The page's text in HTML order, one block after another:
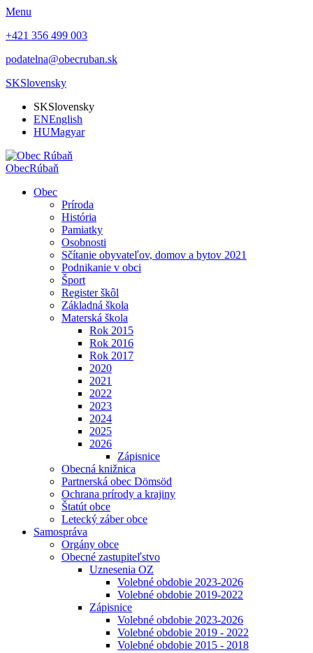
Menu
+421 356 499 003
podatelna@obecruban.sk
SKSlovensky
SKSlovensky
ENEnglish
HUMagyar
ObecRúbaň
Obec
Príroda
História
Pamiatky
Osobnosti
Sčítanie obyvateľov, domov a bytov 2021
Podnikanie v obci
Šport
Register škôl
Základná škola
Materská škola
Rok 2015
Rok 2016
Rok 2017
2020
2021
2022
2023
2024
2025
2026
Zápisnice
Obecná knižnica
Partnerská obec Dömsöd
Ochrana prírody a krajiny
Štatút obce
Letecký záber obce
Samospráva
Orgány obce
Obecné zastupiteľstvo
Uznesenia OZ
Volebné obdobie 2023-2026
Volebné obdobie 2019-2022
Zápisnice
Volebné obdobie 2023-2026
Volebné obdobie 2019 - 2022
Volebné obdobie 2015 - 2018